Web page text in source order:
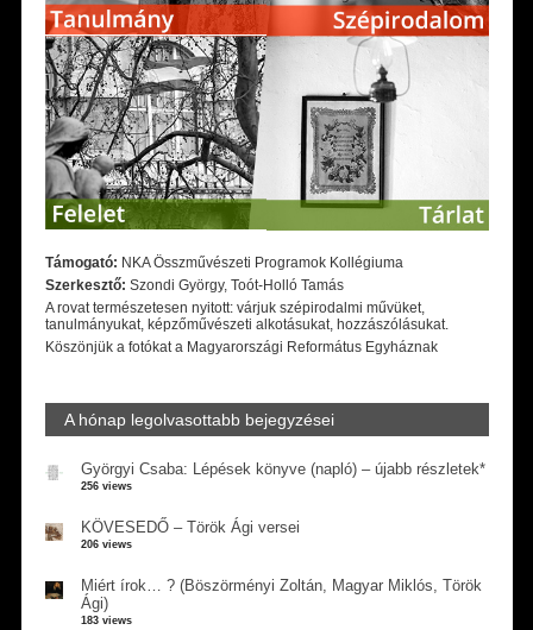
Támogató: NKA Összművészeti Programok Kollégiuma
Szerkesztő: Szondi György, Toót-Holló Tamás
A rovat természetesen nyitott: várjuk szépirodalmi művüket,
tanulmányukat, képzőművészeti alkotásukat, hozzászólásukat.
Köszönjük a fotókat a Magyarországi Református Egyháznak
A hónap legolvasottabb bejegyzései
Györgyi Csaba: Lépések könyve (napló) – újabb részletek*
256 views
KÖVESEDŐ – Török Ági versei
206 views
Miért írok… ? (Böszörményi Zoltán, Magyar Miklós, Török
Ági)
183 views